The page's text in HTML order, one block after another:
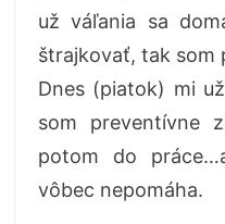
už váľania sa
štrajkovať, tak som
Dnes (piatok) mi
som preventívne
potom do
vôbec nepomáha.